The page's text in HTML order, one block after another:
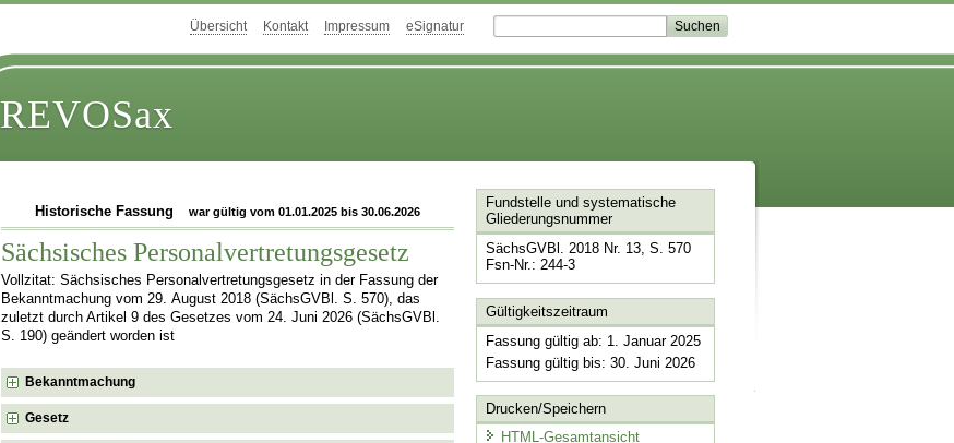
Übersicht Kontakt Impressum eSignatur
REVOSax
Historische Fassung war gültig vom 01.01.2025 bis 30.06.2026
Sächsisches Personalvertretungsgesetz
Vollzitat: Sächsisches Personalvertretungsgesetz in der Fassung der
Bekanntmachung vom 29. August 2018 (SächsGVBl. S. 570), das
zuletzt durch Artikel 9 des Gesetzes vom 24. Juni 2026 (SächsGVBl.
S. 190) geändert worden ist
Bekanntmachung
Gesetz
Fundstelle und systematische
Gliederungsnummer
SächsGVBl. 2018 Nr. 13, S. 570
Fsn-Nr.: 244-3
Gültigkeitszeitraum
Fassung gültig ab: 1. Januar 2025
Fassung gültig bis: 30. Juni 2026
Drucken/Speichern
HTML-Gesamtansicht